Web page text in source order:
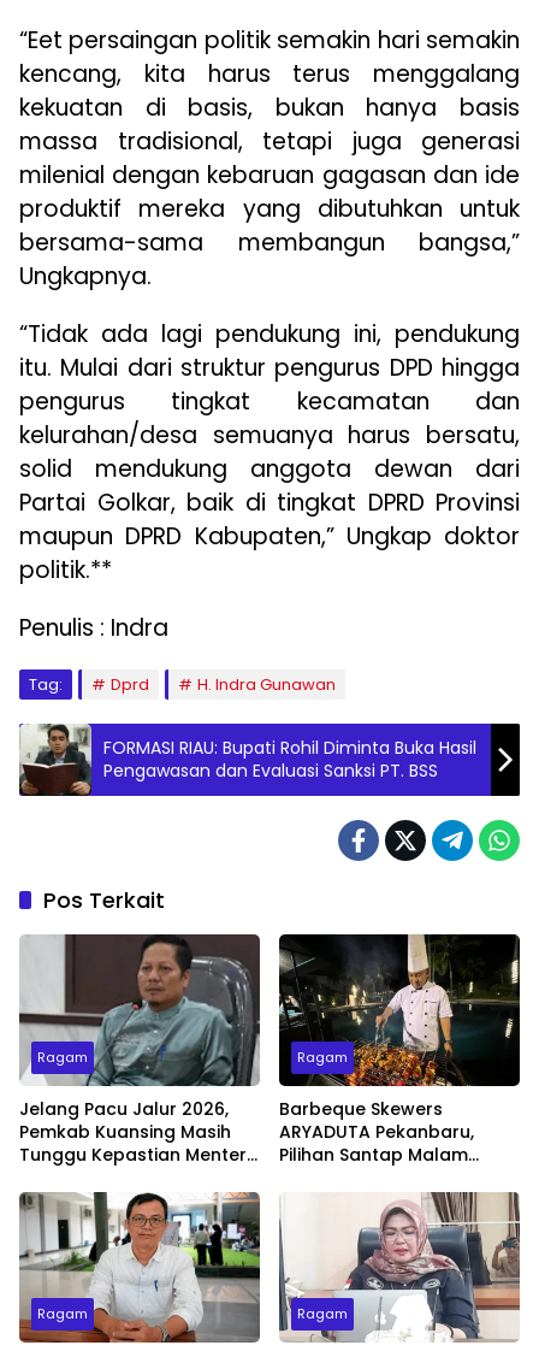
“Eet persaingan politik semakin hari semakin
kencang, kita harus terus menggalang
kekuatan di basis, bukan hanya basis
massa tradisional, tetapi juga generasi
milenial dengan kebaruan gagasan dan ide
produktif mereka yang dibutuhkan untuk
bersama-sama membangun bangsa,”
Ungkapnya.
“Tidak ada lagi pendukung ini, pendukung
itu. Mulai dari struktur pengurus DPD hingga
pengurus tingkat kecamatan dan
kelurahan/desa semuanya harus bersatu,
solid mendukung anggota dewan dari
Partai Golkar, baik di tingkat DPRD Provinsi
maupun DPRD Kabupaten,” Ungkap doktor
politik.**
Penulis : Indra
Tag: Dprd H. Indra Gunawan
FORMASI RIAU: Bupati Rohil Diminta Buka Hasil
Pengawasan dan Evaluasi Sanksi PT. BSS
Pos Terkait
Ragam
Jelang Pacu Jalur 2026,
Pemkab Kuansing Masih
Tunggu Kepastian Menteri
Ragam
Barbeque Skewers
ARYADUTA Pekanbaru,
Pilihan Santap Malam
Ragam Ragam